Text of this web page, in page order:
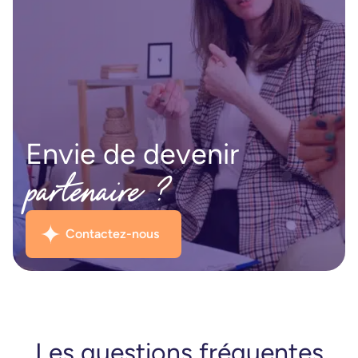
Envie de devenir
partenaire ?
Contactez-nous